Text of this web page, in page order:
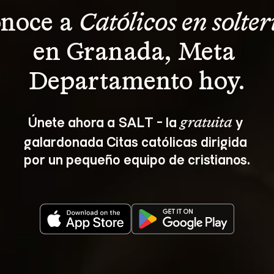
a Católicos en
en Granada, Meta
Departamento hoy.
Únete ahora a SALT - la gratuita y
galardonada Citas católicas dirigida
por un pequeño equipo de cristianos.